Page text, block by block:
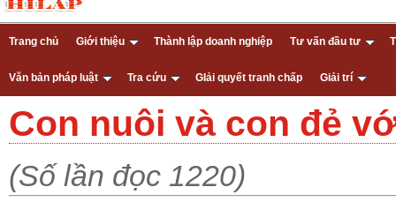
Trang chủ Giới thiệu Thành lập doanh nghiệp Tư vấn đầu tư
Văn bản pháp luật Tra cứu GIải quyết tranh chấp Giải trí
Con nuôi và con đẻ
(Số lần đọc 1220)